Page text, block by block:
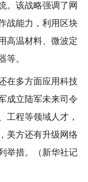
。该战略强调了网
战能力，利用区块
高温材料、微波定
等。
多方面应用科技
成立陆军未来司令
工程等领域人才，
美方还有升级网络
举措。（新华社记